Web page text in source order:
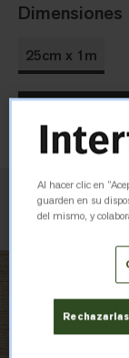
Dimensiones
25cm x 1m
Pedir
Verificar
Al hacer clic en
guarden en su
del mismo, y